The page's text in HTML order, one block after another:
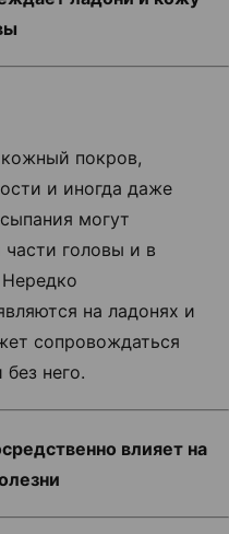
покров,
и иногда даже
могут
части головы и в
на ладонях и
сопровождаться
него.
влияет на